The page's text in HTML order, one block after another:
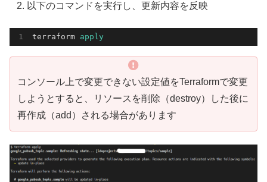
以下のコマンドを実行し、更新内容を反映
terraform apply
コンソール上で変更できない設定値をTerraformで変更
しようとすると、リソースを削除（destroy）した後に
再作成（add）される場合があります